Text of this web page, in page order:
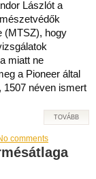
Lászlót a
(MTSZ), hogy
miatt ne
a Pioneer által
1507 néven ismert
TOVÁBB
comments